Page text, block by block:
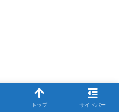
トップ サイドバー